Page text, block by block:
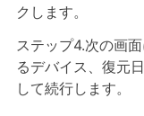
クします。
ステップ4.次の画
るデバイス、復元
して続行します。